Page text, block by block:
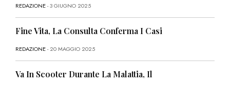
REDAZIONE- 3 GIUGNO 2025
Fine Vita, La Consulta Conferma I Casi
REDAZIONE- 20 MAGGIO 2025
Va In Scooter Durante La Malattia, Il